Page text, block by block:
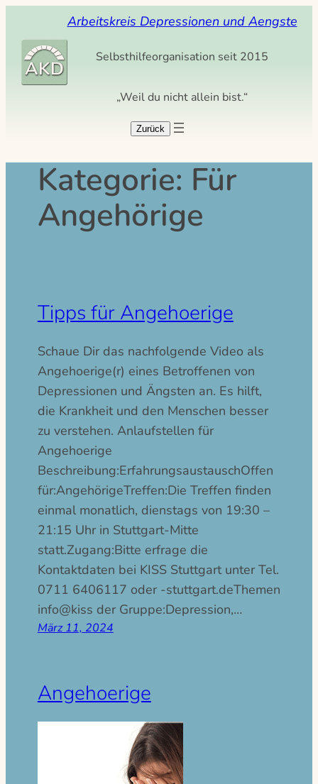
springen
Arbeitskreis Depressionen und Aengste
Selbsthilfeorganisation seit 2015
„Weil du nicht allein bist.“
Kategorie: Für
Angehörige
Tipps für Angehoerige
Schaue Dir das nachfolgende Video als
Angehoerige(r) eines Betroffenen von
Depressionen und Ängsten an. Es hilft,
die Krankheit und den Menschen besser
zu verstehen. Anlaufstellen für
Angehoerige
Beschreibung:ErfahrungsaustauschOffen
für:AngehörigeTreffen:Die Treffen finden
einmal monatlich, dienstags von 19:30 –
21:15 Uhr in Stuttgart-Mitte
statt.Zugang:Bitte erfrage die
Kontaktdaten bei KISS Stuttgart unter Tel.
0711 6406117 oder nemehTed.tragttuts-
ssik@ofni der Gruppe:Depression,…
März 11, 2024
Angehoerige